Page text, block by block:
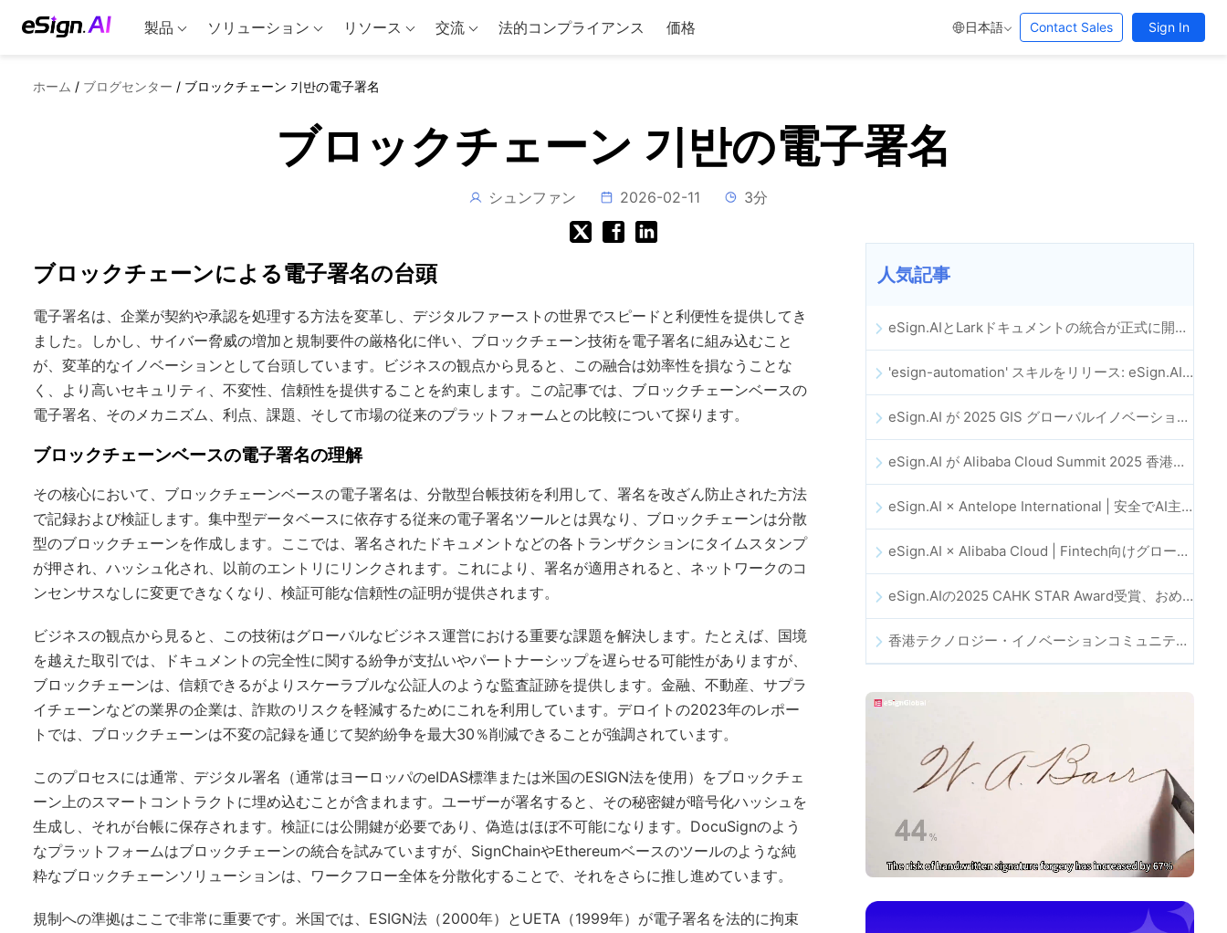
製品 ソリューション リソース 交流 法的コンプライアンス 価格 日本語 Contact Sales Sign In
ホーム / ブログセンター / ブロックチェーン 기반の電子署名
ブロックチェーン 기반の電子署名
シュンファン 2026-02-11 3分
ブロックチェーンによる電子署名の台頭
電子署名は、企業が契約や承認を処理する方法を変革し、デジタルファーストの世界でスピードと利便性を提供してき
ました。しかし、サイバー脅威の増加と規制要件の厳格化に伴い、ブロックチェーン技術を電子署名に組み込むこと
が、変革的なイノベーションとして台頭しています。ビジネスの観点から見ると、この融合は効率性を損なうことな
く、より高いセキュリティ、不変性、信頼性を提供することを約束します。この記事では、ブロックチェーンベースの
電子署名、そのメカニズム、利点、課題、そして市場の従来のプラットフォームとの比較について探ります。
ブロックチェーンベースの電子署名の理解
その核心において、ブロックチェーンベースの電子署名は、分散型台帳技術を利用して、署名を改ざん防止された方法
で記録および検証します。集中型データベースに依存する従来の電子署名ツールとは異なり、ブロックチェーンは分散
型のブロックチェーンを作成します。ここでは、署名されたドキュメントなどの各トランザクションにタイムスタンプ
が押され、ハッシュ化され、以前のエントリにリンクされます。これにより、署名が適用されると、ネットワークのコ
ンセンサスなしに変更できなくなり、検証可能な信頼性の証明が提供されます。
ビジネスの観点から見ると、この技術はグローバルなビジネス運営における重要な課題を解決します。たとえば、国境
を越えた取引では、ドキュメントの完全性に関する紛争が支払いやパートナーシップを遅らせる可能性がありますが、
ブロックチェーンは、信頼できるがよりスケーラブルな公証人のような監査証跡を提供します。金融、不動産、サプラ
イチェーンなどの業界の企業は、詐欺のリスクを軽減するためにこれを利用しています。デロイトの2023年のレポー
トでは、ブロックチェーンは不変の記録を通じて契約紛争を最大30％削減できることが強調されています。
このプロセスには通常、デジタル署名（通常はヨーロッパのeIDAS標準または米国のESIGN法を使用）をブロックチェ
ーン上のスマートコントラクトに埋め込むことが含まれます。ユーザーが署名すると、その秘密鍵が暗号化ハッシュを
生成し、それが台帳に保存されます。検証には公開鍵が必要であり、偽造はほぼ不可能になります。DocuSignのよう
なプラットフォームはブロックチェーンの統合を試みていますが、SignChainやEthereumベースのツールのような純
粋なブロックチェーンソリューションは、ワークフロー全体を分散化することで、それをさらに推し進めています。
規制への準拠はここで非常に重要です。米国では、ESIGN法（2000年）とUETA（1999年）が電子署名を法的に拘束
人気記事
eSign.AIとLarkドキュメントの統合が正式に開始：電子契約の署名とアーカイブの全プロセスを自動化
'esign-automation' スキルをリリース: eSign.AIがOpenClawの電子署名自動化を支援
eSign.AI が 2025 GIS グローバルイノベーション展に登場
eSign.AI が Alibaba Cloud Summit 2025 香港に参加し、AI 主導のクラウドイノベーションとデジタルトラストを推進
eSign.AI × Antelope International | 安全でAI主導のデジタルワークフローを推進
eSign.AI × Alibaba Cloud | Fintech向けグローバルなデジタルトラスト強化に向けて連携
eSign.AIの2025 CAHK STAR Award受賞、おめでとうございます！
香港テクノロジー・イノベーションコミュニティ国慶節ディナー